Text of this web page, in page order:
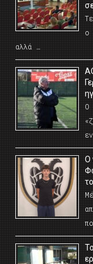
ο
αλλά …
Ο
O